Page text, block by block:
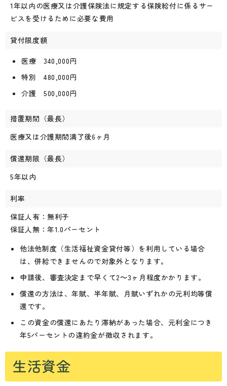
1年以内の医療又は介護保険法に規定する保険給付に係るサー
ビスを受けるために必要な費用
貸付限度額
医療 340,000円
特別 480,000円
介護 500,000円
措置期間（最長）
医療又は介護期間満了後6ヶ月
償還期限（最長）
5年以内
利率
保証人有：無利子
保証人無：年1.0パーセント
他法他制度（生活福祉資金貸付等）を利用している場合
は、併給できませんので対象外となります。
申請後、審査決定まで早くて2～3ヶ月程度かかります。
償還の方法は、年賦、半年賦、月賦いずれかの元利均等償
還です。
この資金の償還にあたり滞納があった場合、元利金につき
年5パーセントの違約金が徴収されます。
生活資金